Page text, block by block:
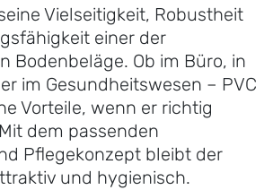
Vielseitigkeit, Robustheit
einer der
Bodenbeläge. Ob im Büro, in
im Gesundheitswesen – PVC
Vorteile, wenn er richtig
dem passenden
Pflegekonzept bleibt der
und hygienisch.